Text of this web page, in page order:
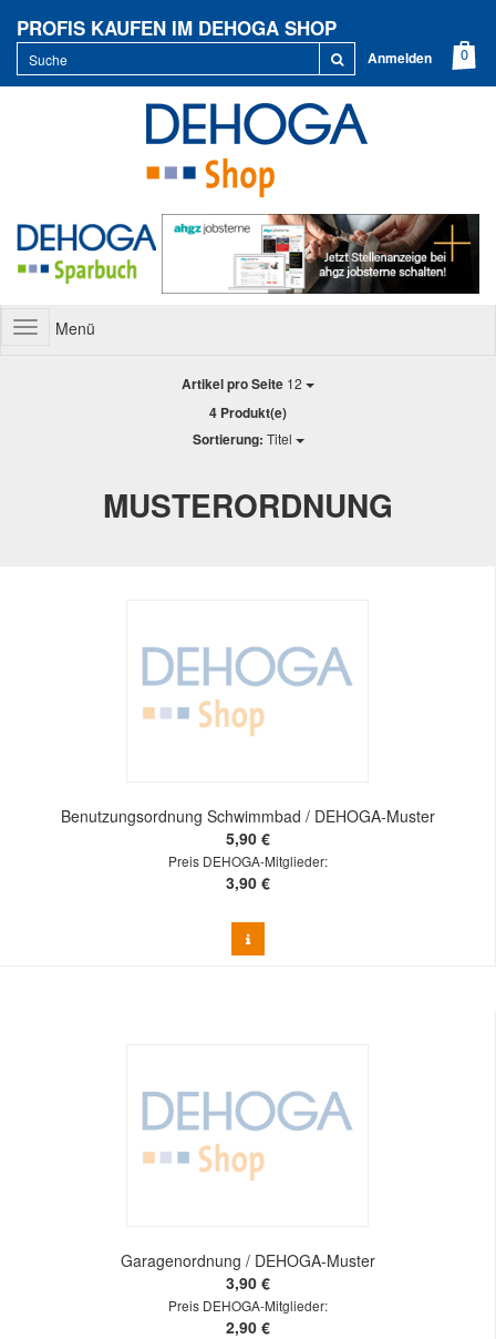
PROFIS KAUFEN IM DEHOGA SHOP
Anmelden
ToggleMenü
Artikel pro Seite 12
4 Produkt(e)
Sortierung: Titel
MUSTERORDNUNG
Benutzungsordnung Schwimmbad / DEHOGA-Muster
5,90 €
Preis DEHOGA-Mitglieder:
3,90 €
Garagenordnung / DEHOGA-Muster
3,90 €
Preis DEHOGA-Mitglieder:
2,90 €